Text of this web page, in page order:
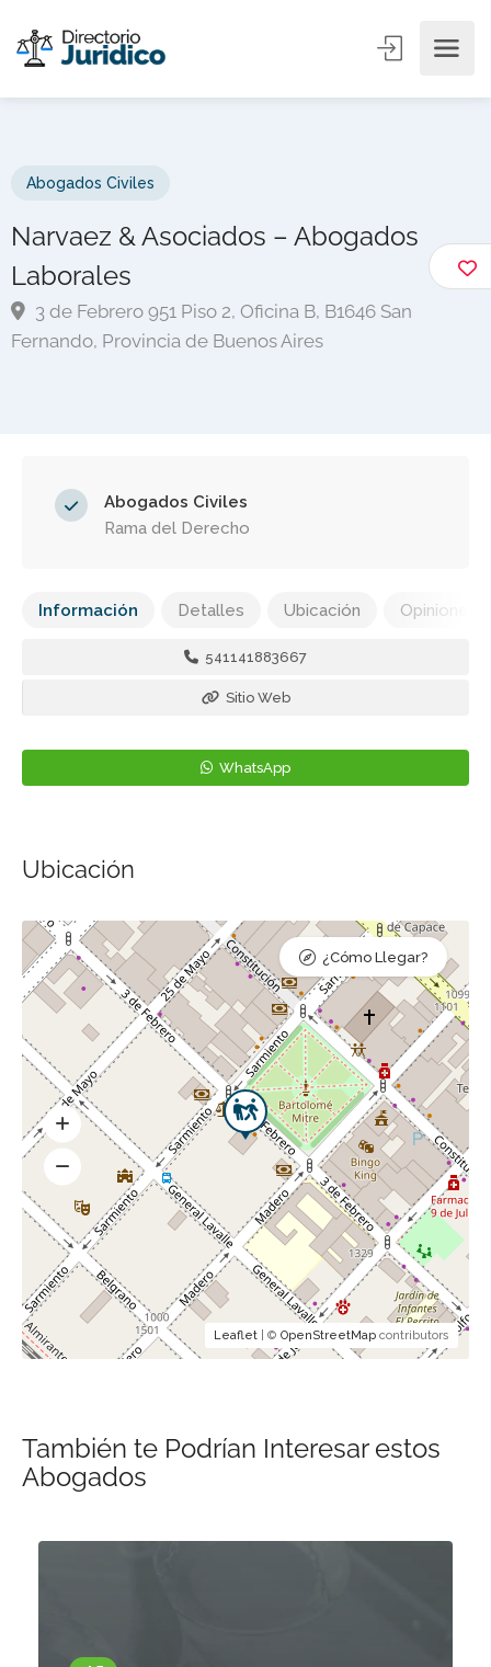
Abogados Civiles
Narvaez & Asociados – Abogados
Laborales
3 de Febrero 951 Piso 2, Oficina B, B1646 San
Fernando, Provincia de Buenos Aires
Abogados Civiles
Rama del Derecho
Información Detalles Ubicación Opiniones
541141883667
Sitio Web
WhatsApp
Ubicación
Leaflet | © OpenStreetMap contributors
¿Cómo Llegar?
También te Podrían Interesar estos
Abogados